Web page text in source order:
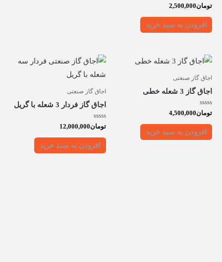
امتیاز
0
از
تومان2,500,000
افزودن به سبد خرید
اجاق گاز صنعتی
اجاق گاز 3 شعله خطی
امتیاز
0
از
تومان4,500,000
افزودن به سبد خرید
اجاق گاز صنعتی
اجاق گاز فردار 3 شعله با گریل
امتیاز
0
از
تومان12,000,000
افزودن به سبد خرید